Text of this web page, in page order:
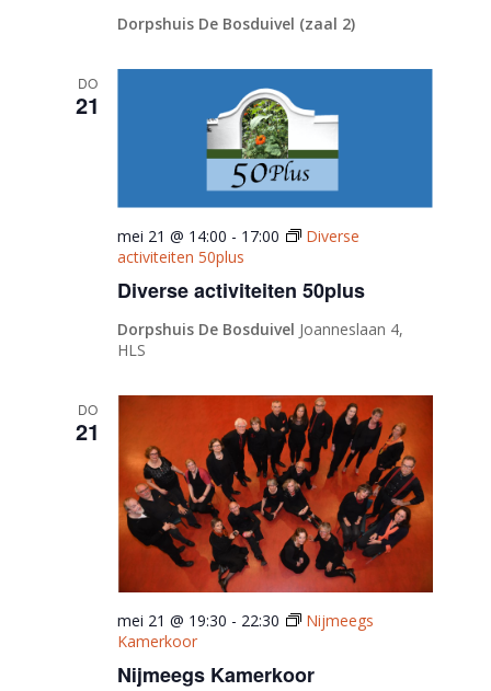
Dorpshuis De Bosduivel (zaal 2)
DO
21
Diverse activiteiten 50plus
mei 21 @ 14:00 - 17:00
Diverse
activiteiten 50plus
Dorpshuis De Bosduivel Joanneslaan 4,
HLS
DO
21
Nijmeegs Kamerkoor
mei 21 @ 19:30 - 22:30
Nijmeegs
Kamerkoor